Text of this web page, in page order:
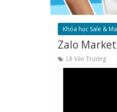
Khóa học Sale &
Zalo
Lê Văn Trường